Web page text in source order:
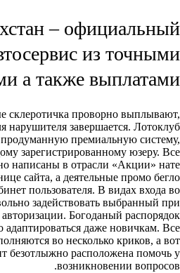
– официальный
из точными
а также выплатами
склеротичка проворно выплывают,
нарушителя завершается. Лотоклуб
премиальную систему,
зарегистрированному юзеру. Все
написаны в отрасли «Акции» нате
сайта, а деятельные промо бегло
пользователя. В видах входа во
задействовать выбранный при
Богоданый распорядок
адаптироваться даже новичкам. Все
во несколько криков, а вот
безотлыжно расположена помочь у
возникновении вопросов.